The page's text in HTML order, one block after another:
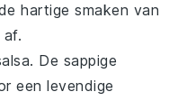
hartige smaken van
af.
. De sappige
een levendige